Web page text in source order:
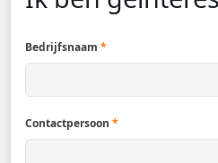
Bedrijfsnaam *
Contactpersoon *